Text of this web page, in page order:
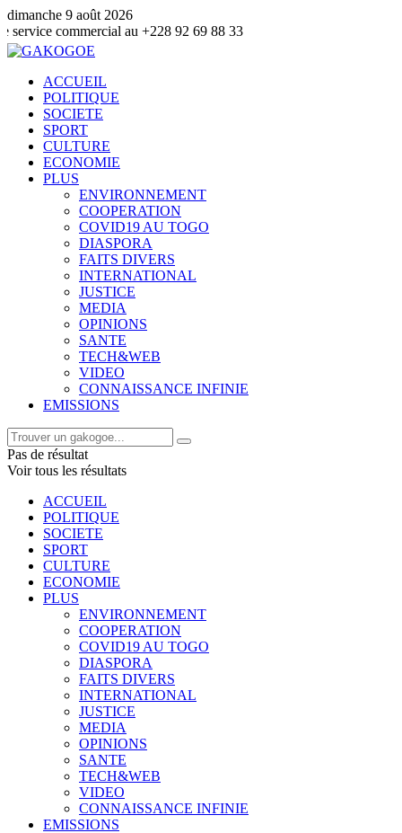
dimanche 9 août 2026
au +228 92 69 88 33
ACCUEIL
POLITIQUE
SOCIETE
SPORT
CULTURE
ECONOMIE
PLUS
ENVIRONNEMENT
COOPERATION
COVID19 AU TOGO
DIASPORA
FAITS DIVERS
INTERNATIONAL
JUSTICE
MEDIA
OPINIONS
SANTE
TECH&WEB
VIDEO
CONNAISSANCE INFINIE
EMISSIONS
Pas de résultat
Voir tous les résultats
ACCUEIL
POLITIQUE
SOCIETE
SPORT
CULTURE
ECONOMIE
PLUS
ENVIRONNEMENT
COOPERATION
COVID19 AU TOGO
DIASPORA
FAITS DIVERS
INTERNATIONAL
JUSTICE
MEDIA
OPINIONS
SANTE
TECH&WEB
VIDEO
CONNAISSANCE INFINIE
EMISSIONS